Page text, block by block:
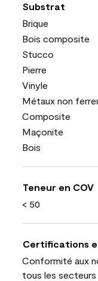
Substrat
Brique
Bois composite
Stucco
Pierre
Vinyle
Métaux non
Composite
Maçonite
Bois
Teneur en COV
< 50
Certifications
Conformité aux
tous les